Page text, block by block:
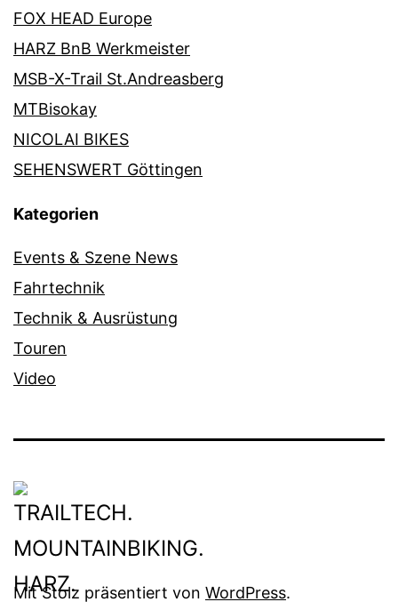
FOX HEAD Europe
HARZ BnB Werkmeister
MSB-X-Trail St.Andreasberg
MTBisokay
NICOLAI BIKES
SEHENSWERT Göttingen
Kategorien
Events & Szene News
Fahrtechnik
Technik & Ausrüstung
Touren
Video
Mit Stolz präsentiert von WordPress.